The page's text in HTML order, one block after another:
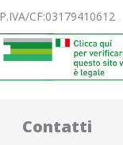
P.IVA/CF:03179410612
Contatti